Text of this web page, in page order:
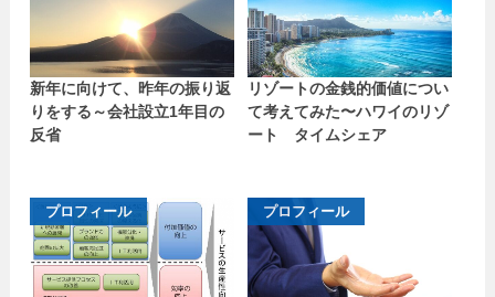
新年に向けて、昨年の振り返
りをする～会社設立1年目の
反省
リゾートの金銭的価値につい
て考えてみた〜ハワイのリゾ
ート タイムシェア
プロフィール プロフィール